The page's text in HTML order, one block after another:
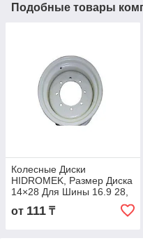
Подобные товары
Колесные Диски
HIDROМЕK, Размер Диска
14×28 Для Шины 16.9 28,
440 80R28
от 111 ₸